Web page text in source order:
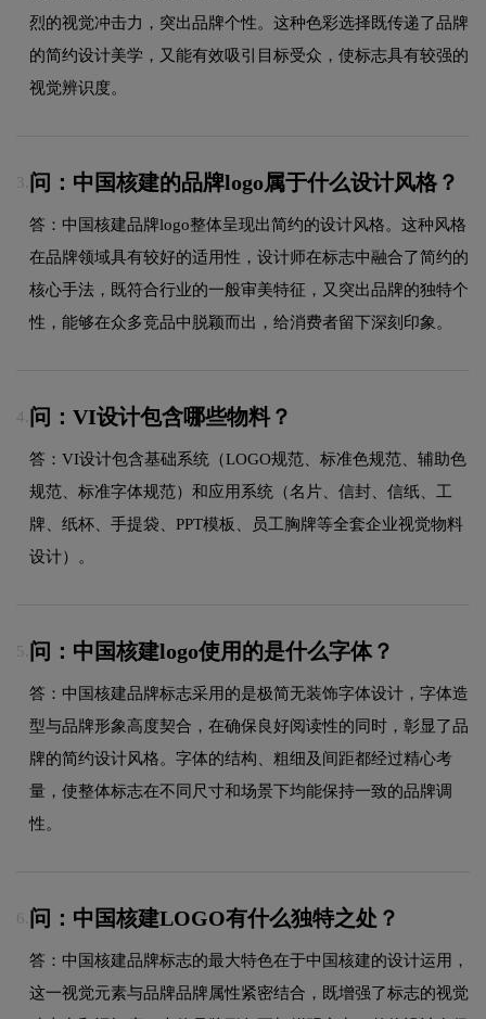
烈的视觉冲击力，突出品牌个性。这种色彩选择既传递了品牌
的简约设计美学，又能有效吸引目标受众，使标志具有较强的
视觉辨识度。
3. 问：中国核建的品牌logo属于什么设计风格？
答：中国核建品牌logo整体呈现出简约的设计风格。这种风格
在品牌领域具有较好的适用性，设计师在标志中融合了简约的
核心手法，既符合行业的一般审美特征，又突出品牌的独特个
性，能够在众多竞品中脱颖而出，给消费者留下深刻印象。
4. 问：VI设计包含哪些物料？
答：VI设计包含基础系统（LOGO规范、标准色规范、辅助色
规范、标准字体规范）和应用系统（名片、信封、信纸、工
牌、纸杯、手提袋、PPT模板、员工胸牌等全套企业视觉物料
设计）。
5. 问：中国核建logo使用的是什么字体？
答：中国核建品牌标志采用的是极简无装饰字体设计，字体造
型与品牌形象高度契合，在确保良好阅读性的同时，彰显了品
牌的简约设计风格。字体的结构、粗细及间距都经过精心考
量，使整体标志在不同尺寸和场景下均能保持一致的品牌调
性。
6. 问：中国核建LOGO有什么独特之处？
答：中国核建品牌标志的最大特色在于中国核建的设计运用，
这一视觉元素与品牌品牌属性紧密结合，既增强了标志的视觉